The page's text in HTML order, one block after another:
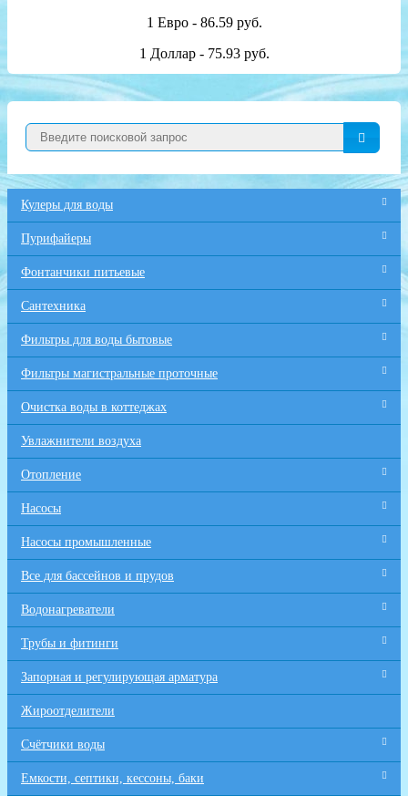
1 Евро - 86.59 руб.
1 Доллар - 75.93 руб.
Кулеры для воды
Пурифайеры
Фонтанчики питьевые
Сантехника
Фильтры для воды бытовые
Фильтры магистральные проточные
Очистка воды в коттеджах
Увлажнители воздуха
Отопление
Насосы
Насосы промышленные
Все для бaссейнов и прудов
Водонагреватели
Трубы и фитинги
Запорная и регулирующая арматура
Жироотделители
Счётчики воды
Емкости, септики, кессоны, баки